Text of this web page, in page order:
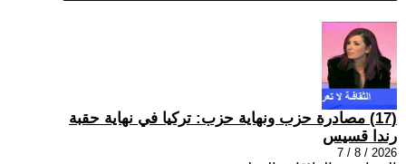
(17) مصادرة حزب ونهاية حزب: تركيا في نهاية حقبة
رندا قسيس
2026 / 8 / 7